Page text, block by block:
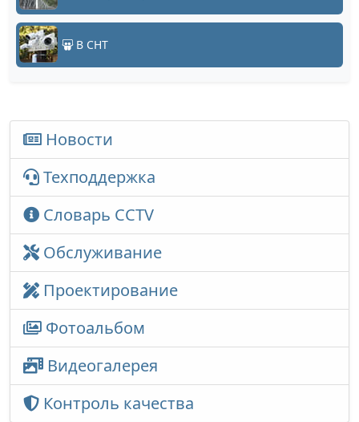
В СНТ
Новости
Техподдержка
Словарь CCTV
Обслуживание
Проектирование
Фотоальбом
Видеогалерея
Контроль качества